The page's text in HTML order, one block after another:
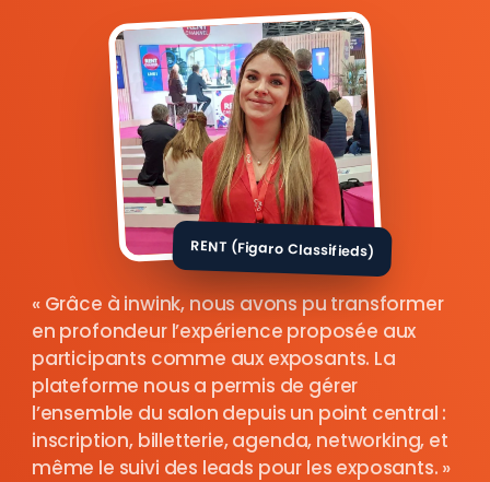
RENT (Figaro Classifieds)
Grâce à inwink, nous avons pu transformer
en profondeur l’expérience proposée aux
participants comme aux exposants. La
plateforme nous a permis de gérer
l’ensemble du salon depuis un point central :
inscription, billetterie, agenda, networking, et
même le suivi des leads pour les exposants.